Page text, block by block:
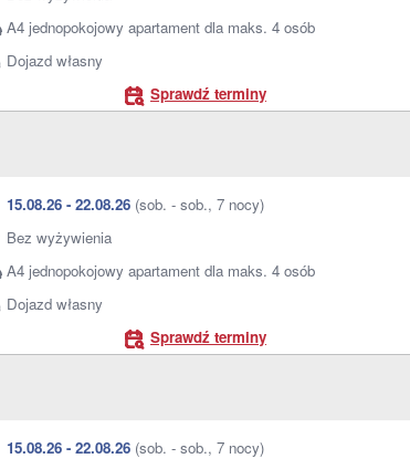
A4 jednopokojowy apartament dla maks. 4 osób
Dojazd własny
Sprawdź terminy
15.08.26 - 22.08.26 (sob. - sob., 7 nocy)
Bez wyżywienia
A4 jednopokojowy apartament dla maks. 4 osób
Dojazd własny
Sprawdź terminy
15.08.26 - 22.08.26 (sob. - sob., 7 nocy)